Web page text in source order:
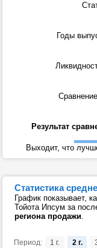
Годы
Результат
Выходит, что
Статистика
График показывает,
Тойота Ипсум за
региона продажи.
Период: 1 г. 2 г.